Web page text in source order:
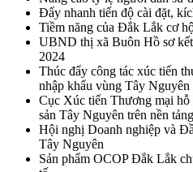
Đẩy nhanh tiến độ cài đặt,
Tiềm năng của Đắk Lắk cơ
UBND thị xã Buôn Hồ sơ
2024
Thúc đẩy công tác xúc tiến
nhập khẩu vùng Tây Nguyên
Cục Xúc tiến Thương mại
sản Tây Nguyên trên nền
Hội nghị Doanh nghiệp và
Tây Nguyên
Sản phẩm OCOP Đắk Lắk